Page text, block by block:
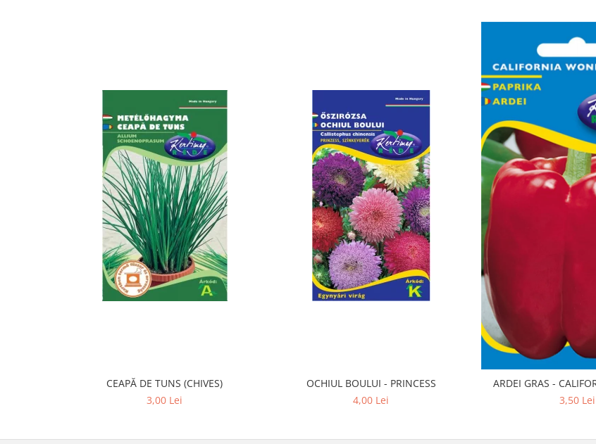
CEAPĂ DE TUNS (CHIVES)
3,00 Lei
OCHIUL BOULUI - PRINCESS
4,00 Lei
ARDEI GRAS -
3,50 Lei